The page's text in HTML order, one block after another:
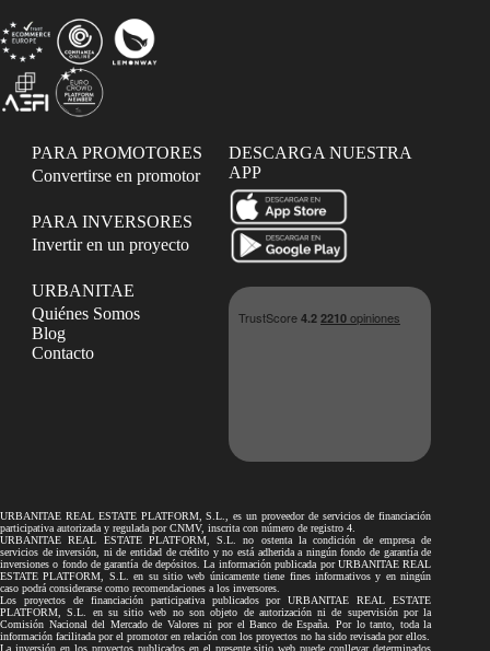
PARA PROMOTORES
Convertirse en promotor
PARA INVERSORES
Invertir en un proyecto
URBANITAE
Quiénes Somos
Blog
Contacto
DESCARGA NUESTRA
APP
URBANITAE REAL ESTATE PLATFORM, S.L., es un proveedor de servicios de financiación
participativa autorizada y regulada por CNMV, inscrita con número de registro 4.
URBANITAE REAL ESTATE PLATFORM, S.L. no ostenta la condición de empresa de
servicios de inversión, ni de entidad de crédito y no está adherida a ningún fondo de garantía de
inversiones o fondo de garantía de depósitos. La información publicada por URBANITAE REAL
ESTATE PLATFORM, S.L. en su sitio web únicamente tiene fines informativos y en ningún
caso podrá considerarse como recomendaciones a los inversores.
Los proyectos de financiación participativa publicados por URBANITAE REAL ESTATE
PLATFORM, S.L. en su sitio web no son objeto de autorización ni de supervisión por la
Comisión Nacional del Mercado de Valores ni por el Banco de España. Por lo tanto, toda la
información facilitada por el promotor en relación con los proyectos no ha sido revisada por ellos.